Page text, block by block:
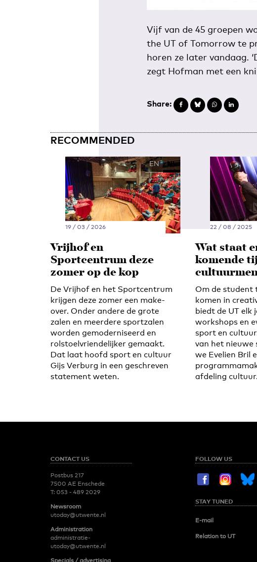
Vijf van de 45 groepen
the UT of Tomorrow te
horen ze later vandaag.
zegt Hofman met een
Share:
RECOMMENDED
EN NL
19 / 03 / 2026
Vrijhof en
Sportcentrum deze
zomer op de kop
De Vrijhof en het Sportcentrum
krijgen deze zomer een make-
over. Onder andere de grote
zalen en meerdere sportzalen
worden gemoderniseerd en
rolstoelvriendelijker gemaakt.
Dat laat hoofd sport en cultuur
Gijs Verburg in een geschreven
statement weten.
22 / 08 / 2025
Wat staat
komende
Om de student
komen in
biedt de UT elk
workshops en
sport en
van het nieuwe
we Evelien Bril
afdeling cultuur.
CONTACT US
Postbus 217
7500 AE Enschede
T: 053 - 489 2029
Newsroom
utoday@utwente.nl
Administration
administratie-
utoday@utwente.nl
Specials / advertising
FOLLOW US
STAY TUNED
E-mail
Relation to UT